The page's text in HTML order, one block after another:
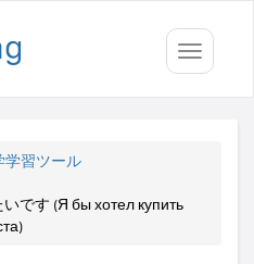
Toggle
学習ツール
です (Я бы хотел купить